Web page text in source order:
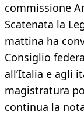
commissione
Scatenata la
mattina ha
Consiglio
all’Italia e agli
magistratura
continua la